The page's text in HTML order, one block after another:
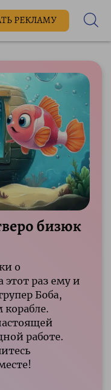
РЕКЛАМУ
бизюк
о
раз ему и
Боба,
работе.